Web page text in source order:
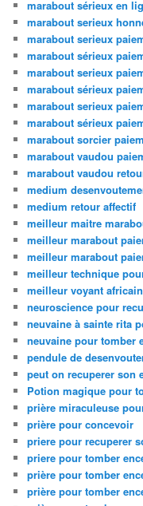
marabout sérieux en
marabout serieux
marabout serieux
marabout sérieux
marabout serieux
marabout sérieux
marabout serieux
marabout sérieux
marabout sorcier
marabout vaudou
marabout vaudou
medium
medium retour affectif
meilleur maitre
meilleur marabout
meilleur marabout
meilleur technique
meilleur voyant
neuroscience pour
neuvaine à sainte rita
neuvaine pour tomber
pendule de
peut on recuperer son
Potion magique pour
prière miraculeuse
prière pour concevoir
priere pour recuperer
priere pour tomber
prière pour tomber
prière pour tomber